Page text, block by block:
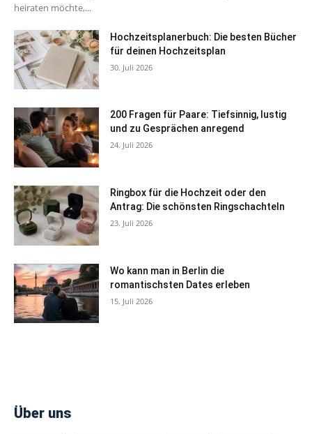
heiraten möchte,...
Hochzeitsplanerbuch: Die besten Bücher
für deinen Hochzeitsplan
30. Juli 2026
200 Fragen für Paare: Tiefsinnig, lustig
und zu Gesprächen anregend
24. Juli 2026
Ringbox für die Hochzeit oder den
Antrag: Die schönsten Ringschachteln
23. Juli 2026
Wo kann man in Berlin die
romantischsten Dates erleben
15. Juli 2026
Über uns